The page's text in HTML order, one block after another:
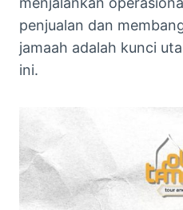
penjualan dan
jamaah adalah kunci
ini.